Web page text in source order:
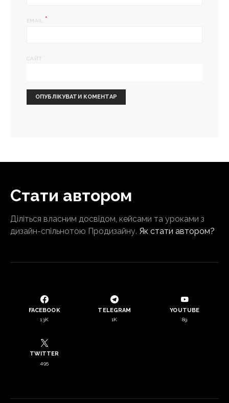
EMAIL *
САЙТ
Стати автором
Діліться власним досвідом, кейсами та уроками з
дизайн-спільнотою Продизайну. Як стати автором?
FACEBOOK
13K
TELEGRAM
1K
YOUTUBE
89
TWITTER
495